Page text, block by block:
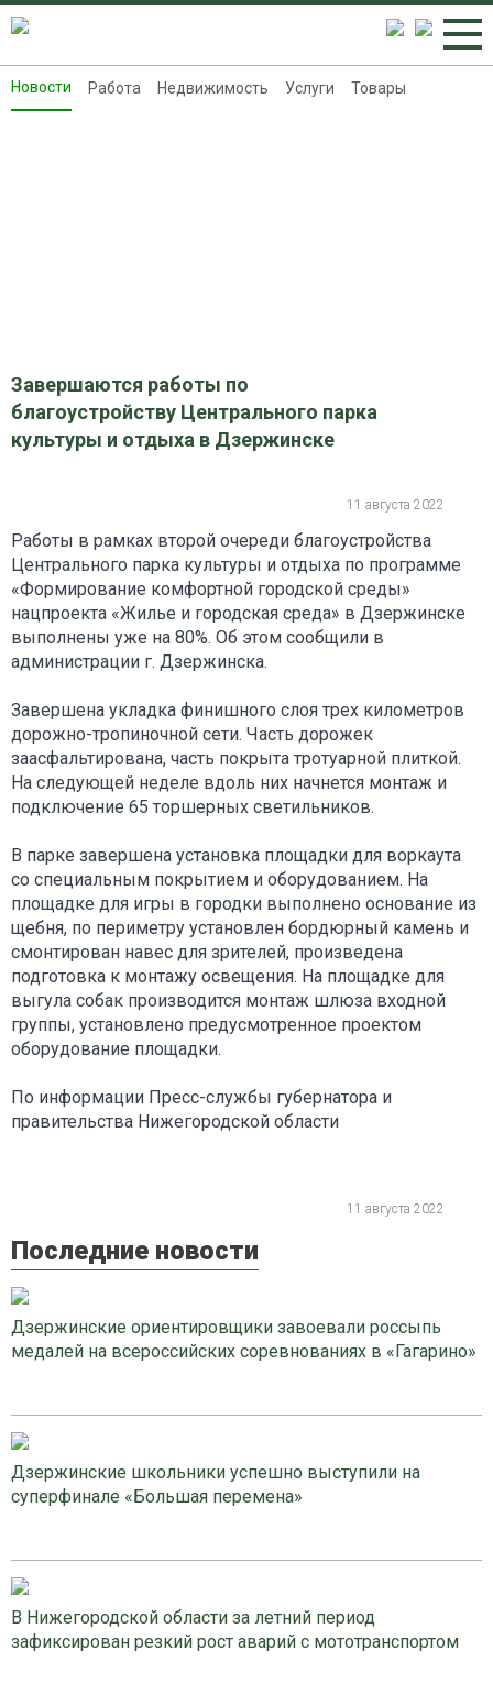
Новости
Новости Работа Недвижимость Услуги Товары
Завершаются работы по
благоустройству Центрального парка
культуры и отдыха в Дзержинске
11 августа 2022
Работы в рамках второй очереди благоустройства
Центрального парка культуры и отдыха по программе
«Формирование комфортной городской среды»
нацпроекта «Жилье и городская среда» в Дзержинске
выполнены уже на 80%. Об этом сообщили в
администрации г. Дзержинска.
Завершена укладка финишного слоя трех километров
дорожно-тропиночной сети. Часть дорожек
заасфальтирована, часть покрыта тротуарной плиткой.
На следующей неделе вдоль них начнется монтаж и
подключение 65 торшерных светильников.
В парке завершена установка площадки для воркаута
со специальным покрытием и оборудованием. На
площадке для игры в городки выполнено основание из
щебня, по периметру установлен бордюрный камень и
смонтирован навес для зрителей, произведена
подготовка к монтажу освещения. На площадке для
выгула собак производится монтаж шлюза входной
группы, установлено предусмотренное проектом
оборудование площадки.
По информации Пресс-службы губернатора и
правительства Нижегородской области
11 августа 2022
Последние новости
Дзержинские ориентировщики завоевали россыпь
медалей на всероссийских соревнованиях в «Гагарино»
Дзержинские школьники успешно выступили на
суперфинале «Большая перемена»
В Нижегородской области за летний период
зафиксирован резкий рост аварий с мототранспортом